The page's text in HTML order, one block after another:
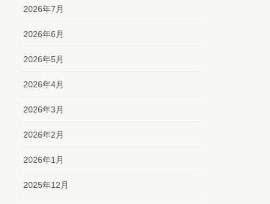
2026年7月
2026年6月
2026年5月
2026年4月
2026年3月
2026年2月
2026年1月
2025年12月